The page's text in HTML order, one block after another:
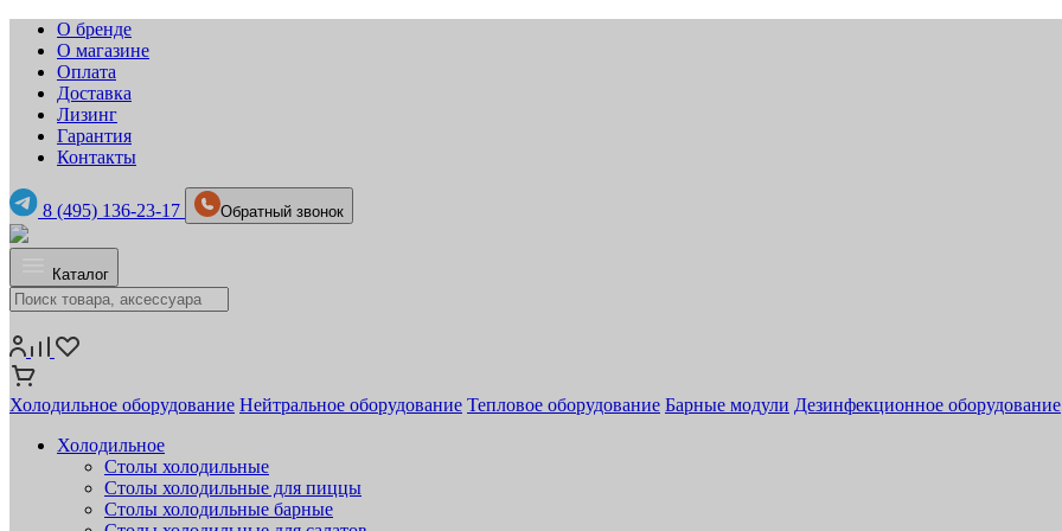
О бренде
О магазине
Оплата
Доставка
Лизинг
Гарантия
Контакты
8 (495) 136-23-17 Обратный звонок
Каталог
Холодильное оборудование Нейтральное оборудование Тепловое оборудование Барные модули Дезинфекционное оборудование
Холодильное
Столы холодильные
Столы холодильные для пиццы
Столы холодильные барные